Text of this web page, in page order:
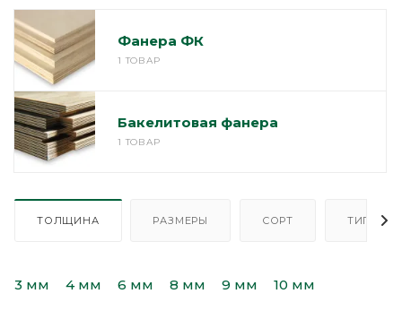
Фанера ФК
1 ТОВАР
Бакелитовая фанера
1 ТОВАР
ТОЛЩИНА РАЗМЕРЫ СОРТ ТИП
3 мм 4 мм 6 мм 8 мм 9 мм 10 мм